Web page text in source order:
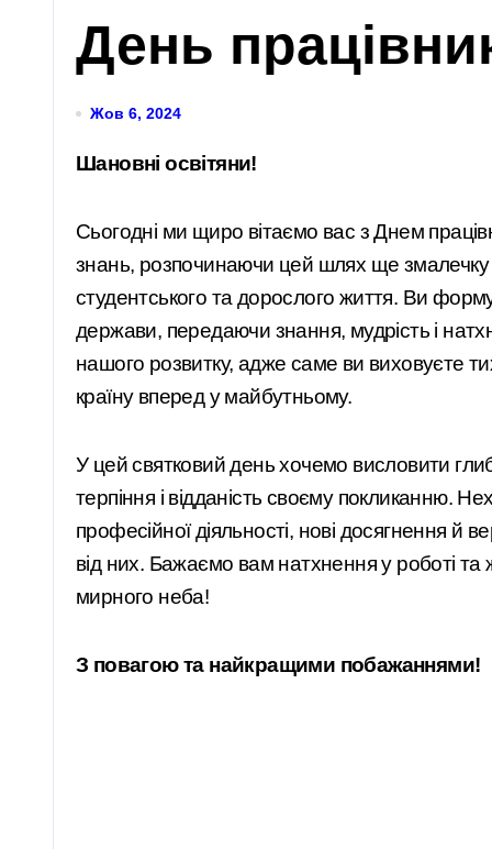
День
Жов 6, 2024
Шановні освітяни!
Сьогодні ми щиро вітаємо вас з Днем
знань, розпочинаючи цей шлях ще змалечку
студентського та дорослого життя. Ви
держави, передаючи знання, мудрість і
нашого розвитку, адже саме ви виховуєте
країну вперед у майбутньому.
У цей святковий день хочемо висловити
терпіння і відданість своєму покликанню.
професійної діяльності, нові досягнення й
від них. Бажаємо вам натхнення у роботі та
мирного неба!
З повагою та найкращими побажаннями!